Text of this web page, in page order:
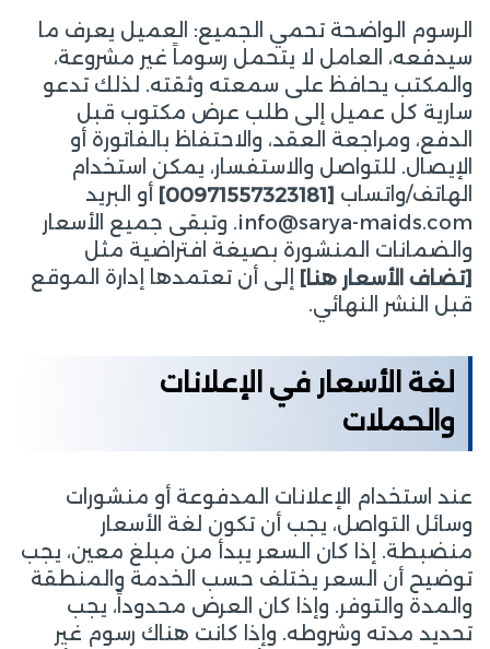
الرسوم الواضحة تحمي الجميع: العميل يعرف ما
سيدفعه، العامل لا يتحمل رسوماً غير مشروعة،
والمكتب يحافظ على سمعته وثقته. لذلك تدعو
سارية كل عميل إلى طلب عرض مكتوب قبل
الدفع، ومراجعة العقد، والاحتفاظ بالفاتورة أو
الإيصال. للتواصل والاستفسار، يمكن استخدام
الهاتف/واتساب [00971557323181]
أو البريد
info@sarya-maids.com. وتبقى جميع الأسعار
والضمانات المنشورة بصيغة افتراضية مثل
[تضاف الأسعار هنا] إلى أن تعتمدها إدارة الموقع
قبل النشر النهائي.
لغة الأسعار في الإعلانات
والحملات
عند استخدام الإعلانات المدفوعة أو منشورات
وسائل التواصل، يجب أن تكون لغة الأسعار
منضبطة. إذا كان السعر يبدأ من مبلغ معين، يجب
توضيح أن السعر يختلف حسب الخدمة والمنطقة
والمدة والتوفر. وإذا كان العرض محدوداً، يجب
تحديد مدته وشروطه. وإذا كانت هناك رسوم غير